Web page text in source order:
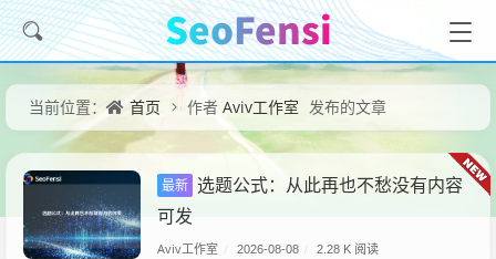
当前位置： 首页 作者 Aviv工作室 发布的文章
最新 选题公式：从此再也不愁没有内容
可发
Aviv工作室 2026-08-08 2.28 K 阅读